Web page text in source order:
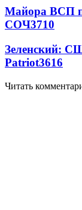
Майора ВСП
СОЧ3710
Зеленский:
Patriot3616
Читать